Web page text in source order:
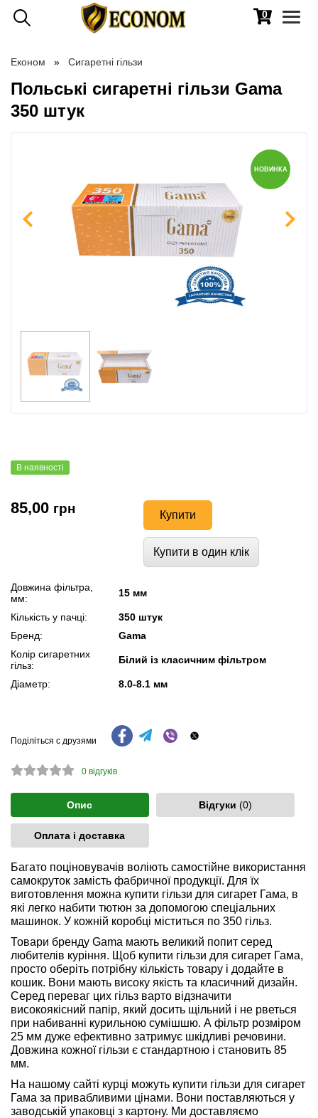
0
Toggle
Економ Сигаретні гільзи
Польські сигаретні гільзи Gama
350 штук
НОВИНКА
В наявності
85,00 грн Купити
Купити в один клік
Довжина фільтра,
мм:
15 мм
Кількість у пачці:
350 штук
Бренд:
Gama
Колір сигаретних
гільз:
Білий із класичним фільтром
Діаметр: 8.0-8.1 мм
Поділіться с друзями
0 відгуків
Опис Відгуки (0)
Оплата і доставка
Багато поціновувачів воліють самостійне використання
самокруток замість фабричної продукції. Для їх
виготовлення можна купити гільзи для сигарет Гама, в
які легко набити тютюн за допомогою спеціальних
машинок. У кожній коробці міститься по 350 гільз.
Товари бренду Gama мають великий попит серед
любителів куріння. Щоб купити гільзи для сигарет Гама,
просто оберіть потрібну кількість товару і додайте в
кошик. Вони мають високу якість та класичний дизайн.
Серед переваг цих гільз варто відзначити
високоякісний папір, який досить щільний і не рветься
при набиванні курильною сумішшю. А фільтр розміром
25 мм дуже ефективно затримує шкідливі речовини.
Довжина кожної гільзи є стандартною і становить 85
мм.
На нашому сайті курці можуть купити гільзи для сигарет
Гама за привабливими цінами. Вони поставляються у
заводській упаковці з картону. Ми доставляємо